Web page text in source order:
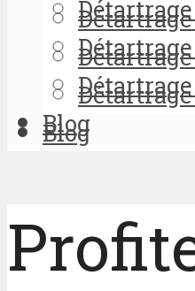
Détartrage
Blog
Détartrage
Blog